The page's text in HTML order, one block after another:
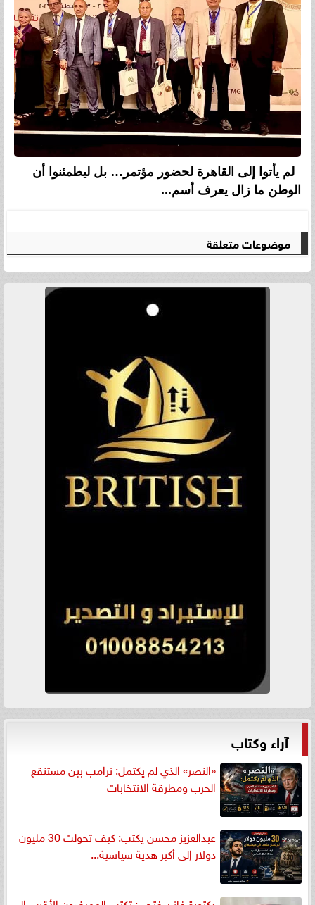
لم يأتوا إلى القاهرة لحضور مؤتمر… بل ليطمئنوا أن
الوطن ما زال يعرف أسم...
موضوعات متعلقة
آراء وكتاب
«النصر» الذي لم يكتمل: ترامب بين مستنقع
الحرب ومطرقة الانتخابات
عبدالعزيز محسن يكتب: كيف تحولت 30 مليون
دولار إلى أكبر هدية سياسية...